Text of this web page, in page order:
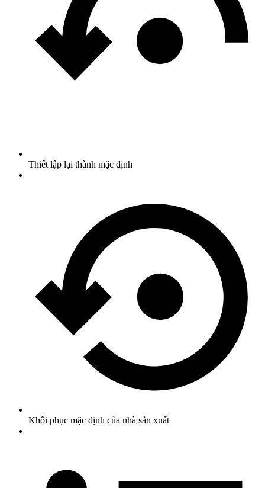
Thiết lập lại thành mặc định
Khôi phục mặc định của nhà sản xuất